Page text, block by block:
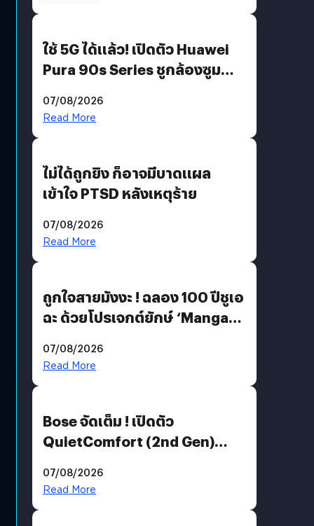
ใช้ 5G ได้แล้ว! เปิดตัว Huawei
Pura 90s Series ชูกล้องซูม
07/08/2026
Read More
ไม่ได้ถูกยิง ก็อาจมีบาดแผล
เข้าใจ PTSD หลังเหตุร้าย
07/08/2026
Read More
ถูกใจสายมังงะ ! ฉลอง 100 ปีชูเอ
ฉะ ด้วยโปรเจกต์ยักษ์ ‘Manga
มีภาษาไทยด้วย
07/08/2026
Read More
Bose จัดเต็ม ! เปิดตัว
QuietComfort (2nd Gen)
07/08/2026
Read More